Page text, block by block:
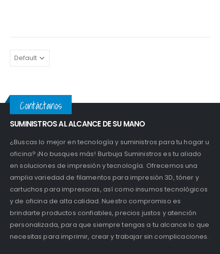
Contáctanos
SUMINISTROS AL ALCANCE DE SU MANO
¿Buscas lo mejor en tecnología y suministros para tu hogar u
oficina? ¡No busques más! Burbuja Suministros es tu aliado
en soluciones de impresión y tecnología. Ofrecemos una
amplia variedad de filamentos para impresión 3D, tóner y
cartuchos para impresoras, así como insumos tecnológicos
y de oficina de alta calidad. Nuestro compromiso es
brindarte productos confiables, precios justos y atención
personalizada, para que siempre tengas a tu alcance lo que
necesitas para imprimir, crear y trabajar sin complicaciones.